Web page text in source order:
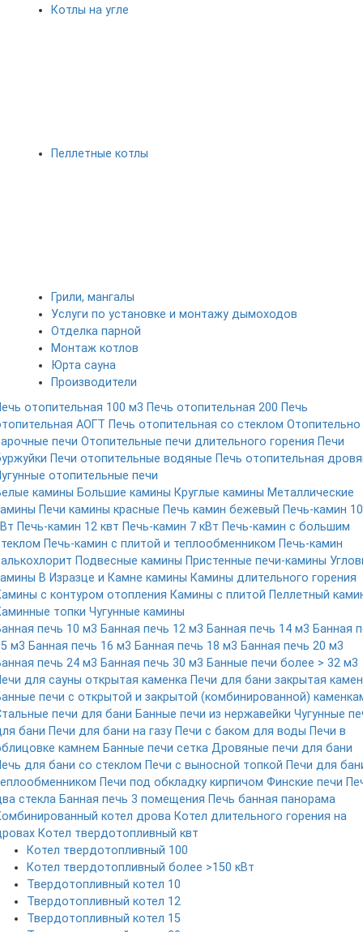
Котлы на угле
Пеллетные котлы
Грили, мангалы
Услуги по установке и монтажу дымоходов
Отделка парной
Монтаж котлов
Юрта сауна
Производители
отопительная 100 м3 Печь отопительная 200 Печь
АОГТ Печь отопительная со стеклом Отопительно
печи Отопительные печи длительного горения Печи
Печи отопительные водяные Печь отопительная
отопительные печи
камины Большие камины Круглые камины Металлические
Печи камины красные Печь камин бежевый Печь-камин 10
Печь-камин 12 квт Печь-камин 7 кВт Печь-камин с большим
Печь-камин с плитой и теплообменником Печь-камин
Подвесные камины Пристенные печи-камины
В Изразце и Камне камины Камины длительного горения
с контуром отопления Камины с плитой Пеллетный
топки Чугунные камины
печь 10 м3 Банная печь 12 м3 Банная печь 14 м3 Банная
м3 Банная печь 16 м3 Банная печь 18 м3 Банная печь 20 м3
печь 24 м3 Банная печь 30 м3 Банные печи более > 32 м3
для сауны открытая каменка Печи для бани закрытая
печи с открытой и закрытой (комбинированной)
печи для бани Банные печи из нержавейки Чугунные
бани Печи для бани на газу Печи с баком для воды Печи в
камнем Банные печи сетка Дровяные печи для бани
для бани со стеклом Печи с выносной топкой Печи для
Печи под обкладку кирпичом Финские печи
стекла Банная печь 3 помещения Печь банная панорама
котел дрова Котел длительного горения на
Котел твердотопливный квт
Котел твердотопливный 100
Котел твердотопливный более >150 кВт
Твердотопливный котел 10
Твердотопливный котел 12
Твердотопливный котел 15